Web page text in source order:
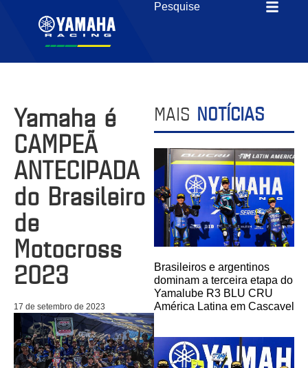
Yamaha é
CAMPEÃ
ANTECIPADA
do Brasileiro
de
Motocross
2023
17 de setembro de 2023
MAIS NOTÍCIAS
Brasileiros e argentinos
dominam a terceira etapa do
Yamalube R3 BLU CRU
América Latina em Cascavel